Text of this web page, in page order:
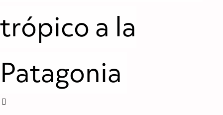
trópico a la
Patagonia